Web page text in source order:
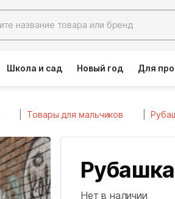
Школа и сад Новый год Для
Товары для мальчиков
Нет в наличии